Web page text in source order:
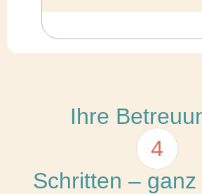
Ihre
4
Schritten – ganz